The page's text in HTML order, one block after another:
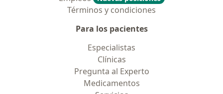
Términos y condiciones
Para los pacientes
Especialistas
Clínicas
Pregunta al Experto
Medicamentos